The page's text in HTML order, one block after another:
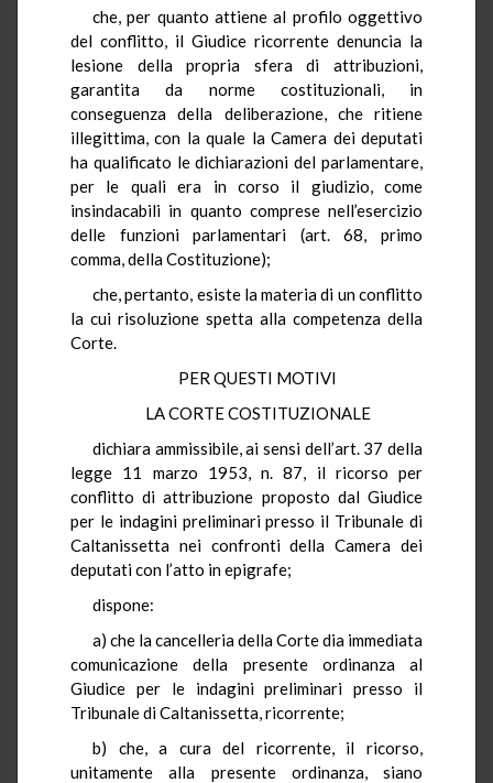
che, per quanto attiene al profilo oggettivo
del conflitto, il Giudice ricorrente denuncia la
lesione della propria sfera di attribuzioni,
garantita da norme costituzionali, in
conseguenza della deliberazione, che ritiene
illegittima, con la quale la Camera dei deputati
ha qualificato le dichiarazioni del parlamentare,
per le quali era in corso il giudizio, come
insindacabili in quanto comprese nell’esercizio
delle funzioni parlamentari (art. 68, primo
comma, della Costituzione);
che, pertanto, esiste la materia di un conflitto
la cui risoluzione spetta alla competenza della
Corte.
PER QUESTI MOTIVI
LA CORTE COSTITUZIONALE
dichiara ammissibile, ai sensi dell’art. 37 della
legge 11 marzo 1953, n. 87, il ricorso per
conflitto di attribuzione proposto dal Giudice
per le indagini preliminari presso il Tribunale di
Caltanissetta nei confronti della Camera dei
deputati con l’atto in epigrafe;
dispone:
a) che la cancelleria della Corte dia immediata
comunicazione della presente ordinanza al
Giudice per le indagini preliminari presso il
Tribunale di Caltanissetta, ricorrente;
b) che, a cura del ricorrente, il ricorso,
unitamente alla presente ordinanza, siano